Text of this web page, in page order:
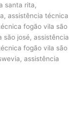
santa rita,
assistência técnica
fogão vila são
josé, assistência
fogão vila são
assistência